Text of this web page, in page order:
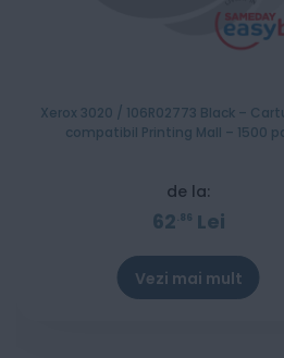
Xerox 3020 / 106R02773 Black –
compatibil Printing Mall – 1500
de la:
62 86 Lei
Vezi mai mult